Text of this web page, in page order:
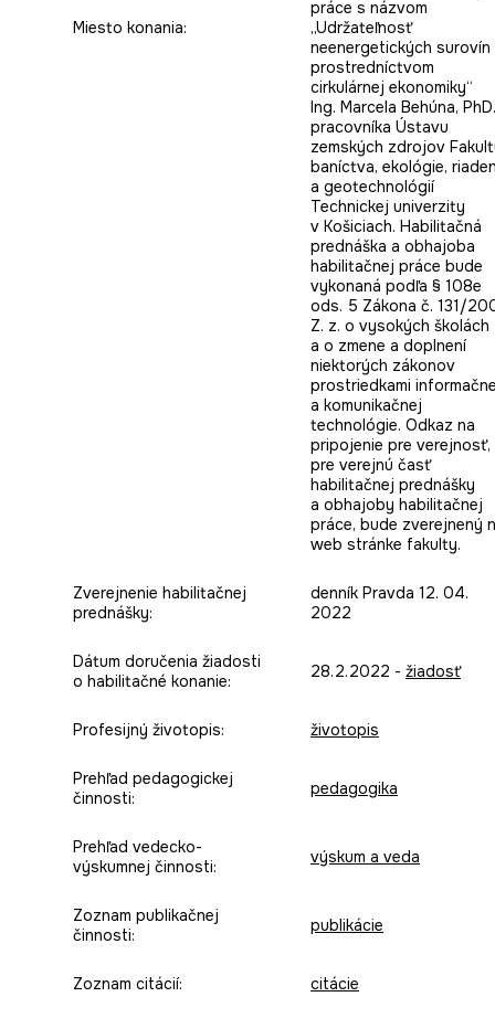
Miesto konania:
práce s názvom
„Udržateľnosť
neenergetických surovín
prostredníctvom
cirkulárnej ekonomiky“
Ing. Marcela Behúna,
pracovníka Ústavu
zemských zdrojov
baníctva, ekológie,
a geotechnológií
Technickej univerzity
v Košiciach. Habilitačná
prednáška a obhajoba
habilitačnej práce bude
vykonaná podľa § 108e
ods. 5 Zákona č. 131/
Z. z. o vysokých školách
a o zmene a doplnení
niektorých zákonov
prostriedkami
a komunikačnej
technológie. Odkaz na
pripojenie pre verejnosť,
pre verejnú časť
habilitačnej prednášky
a obhajoby habilitačnej
práce, bude zverejnený
web stránke fakulty.
Zverejnenie habilitačnej
prednášky:
denník Pravda 12. 04.
2022
Dátum doručenia žiadosti
o habilitačné konanie:
28.2.2022 - žiadosť
Profesijný životopis: životopis
Prehľad pedagogickej
činnosti:
pedagogika
Prehľad vedecko-
výskumnej činnosti:
výskum a veda
Zoznam publikačnej
činnosti:
publikácie
Zoznam citácií: citácie